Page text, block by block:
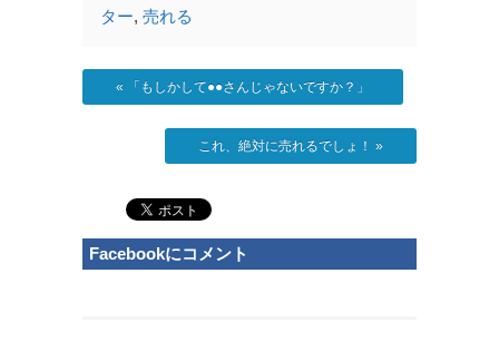
ター, 売れる
« 「もしかして●●さんじゃないですか？」
これ、絶対に売れるでしょ！ »
Facebookにコメント